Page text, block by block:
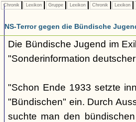
Chronik Lexikon Gruppe Lexikon Chronik Lexikon
NS-Terror gegen die Bündische
Die Bündische Jugend im
"Sonderinformation
"Schon Ende 1933 setzte
"Bündischen" ein. Durch
suchte man den